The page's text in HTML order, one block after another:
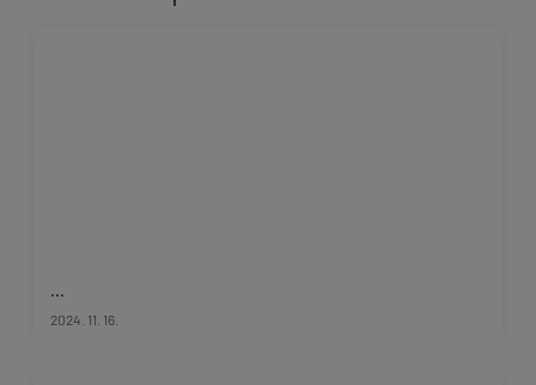
...
2024. 11. 16.